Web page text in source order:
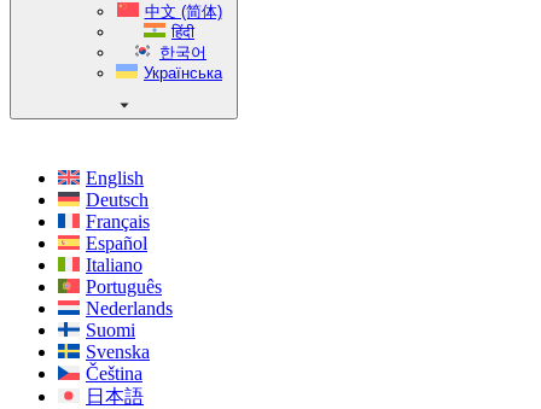
中文 (简体)
हिंदी
한국어
Українська
English
Deutsch
Français
Español
Italiano
Português
Nederlands
Suomi
Svenska
Čeština
日本語